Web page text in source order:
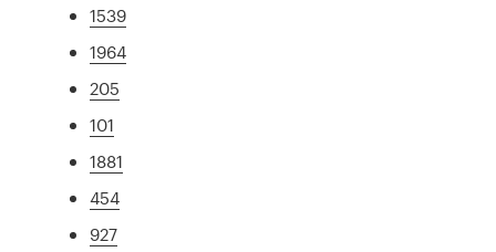
1539
1964
205
101
1881
454
927